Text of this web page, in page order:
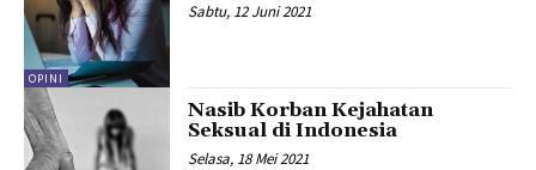
OPINI
Sabtu, 12 Juni 2021
Nasib Korban Kejahatan
Seksual di Indonesia
Selasa, 18 Mei 2021